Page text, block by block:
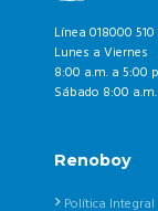
Línea 018000 510
Lunes a Viernes
8:00 a.m. a 5:00
Sábado 8:00
Renoboy
Política Integral